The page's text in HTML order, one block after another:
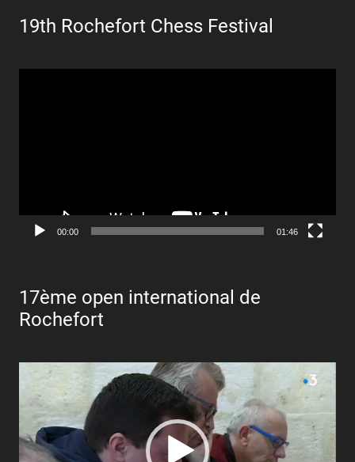
19th Rochefort Chess Festival
00:00 01:46
17ème open international de
Rochefort
Lecteur
vidéo